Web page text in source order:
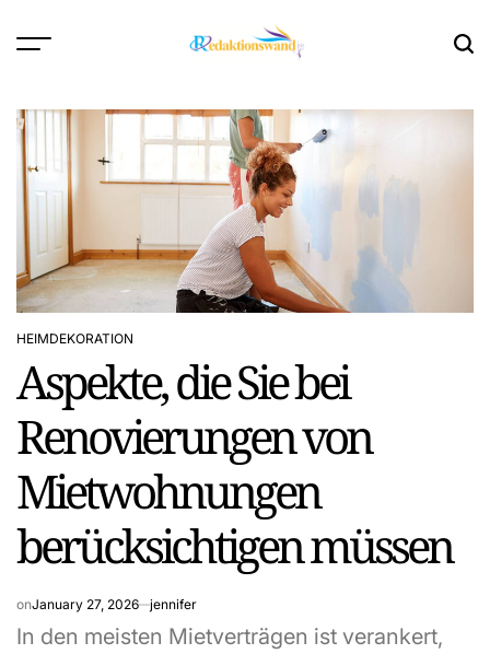
POSTED
HEIMDEKORATION
Aspekte, die Sie bei
Renovierungen von
Mietwohnungen
berücksichtigen müssen
onJanuary 27, 2026 jennifer
In den meisten Mietverträgen ist verankert,